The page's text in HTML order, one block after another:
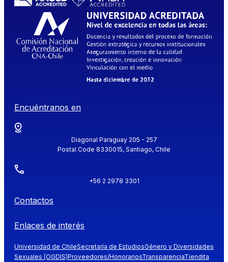
Encuéntranos en
Diagonal Paraguay 205 - 257
Postal Code 8330015, Santiago, Chile
+56 2 2978 3301
Contactos
Enlaces de interés
Universidad de ChileSecretaría de EstudiosGénero y Diversidades
Sexuales (OGDIS)Proveedores/HonorariosTransparenciaTiendita